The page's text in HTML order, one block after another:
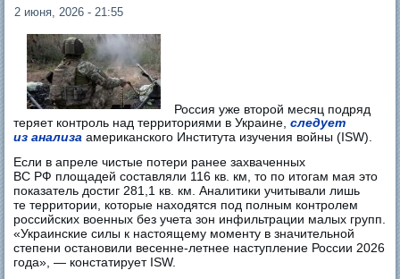
2 июня, 2026 - 21:55
Россия уже второй месяц подряд
теряет контроль над территориями в Украине,следует
из анализа американского Института изучения войны (ISW).
Если в апреле чистые потери ранее захваченных
ВС РФ площадей составляли 116 кв. км, то по итогам мая это
показатель достиг 281,1 кв. км. Аналитики учитывали лишь
те территории, которые находятся под полным контролем
российских военных без учета зон инфильтрации малых групп.
«Украинские силы к настоящему моменту в значительной
степени остановили весенне-летнее наступление России 2026
года», — констатирует ISW.